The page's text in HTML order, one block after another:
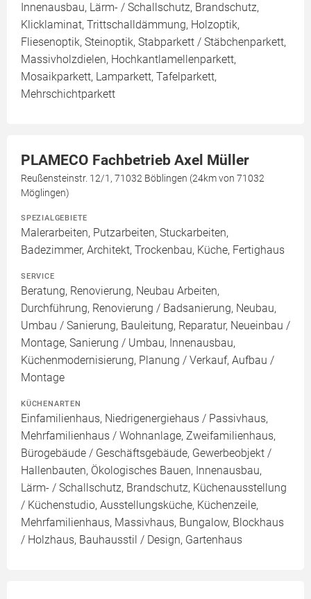
Innenausbau, Lärm- / Schallschutz, Brandschutz,
Klicklaminat, Trittschalldämmung, Holzoptik,
Fliesenoptik, Steinoptik, Stabparkett / Stäbchenparkett,
Massivholzdielen, Hochkantlamellenparkett,
Mosaikparkett, Lamparkett, Tafelparkett,
Mehrschichtparkett
PLAMECO Fachbetrieb Axel Müller
Reußensteinstr. 12/1, 71032 Böblingen (24km von 71032
Möglingen)
SPEZIALGEBIETE
Malerarbeiten, Putzarbeiten, Stuckarbeiten,
Badezimmer, Architekt, Trockenbau, Küche, Fertighaus
SERVICE
Beratung, Renovierung, Neubau Arbeiten,
Durchführung, Renovierung / Badsanierung, Neubau,
Umbau / Sanierung, Bauleitung, Reparatur, Neueinbau /
Montage, Sanierung / Umbau, Innenausbau,
Küchenmodernisierung, Planung / Verkauf, Aufbau /
Montage
KÜCHENARTEN
Einfamilienhaus, Niedrigenergiehaus / Passivhaus,
Mehrfamilienhaus / Wohnanlage, Zweifamilienhaus,
Bürogebäude / Geschäftsgebäude, Gewerbeobjekt /
Hallenbauten, Ökologisches Bauen, Innenausbau,
Lärm- / Schallschutz, Brandschutz, Küchenausstellung
/ Küchenstudio, Ausstellungsküche, Küchenzeile,
Mehrfamilienhaus, Massivhaus, Bungalow, Blockhaus
/ Holzhaus, Bauhausstil / Design, Gartenhaus